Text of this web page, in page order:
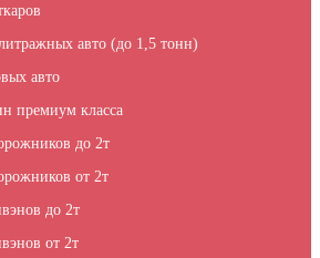
авто (до 1,5 тонн)
авто
премиум класса
до 2т
от 2т
до 2т
от 2т